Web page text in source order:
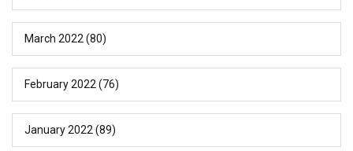
March 2022 (80)
February 2022 (76)
January 2022 (89)